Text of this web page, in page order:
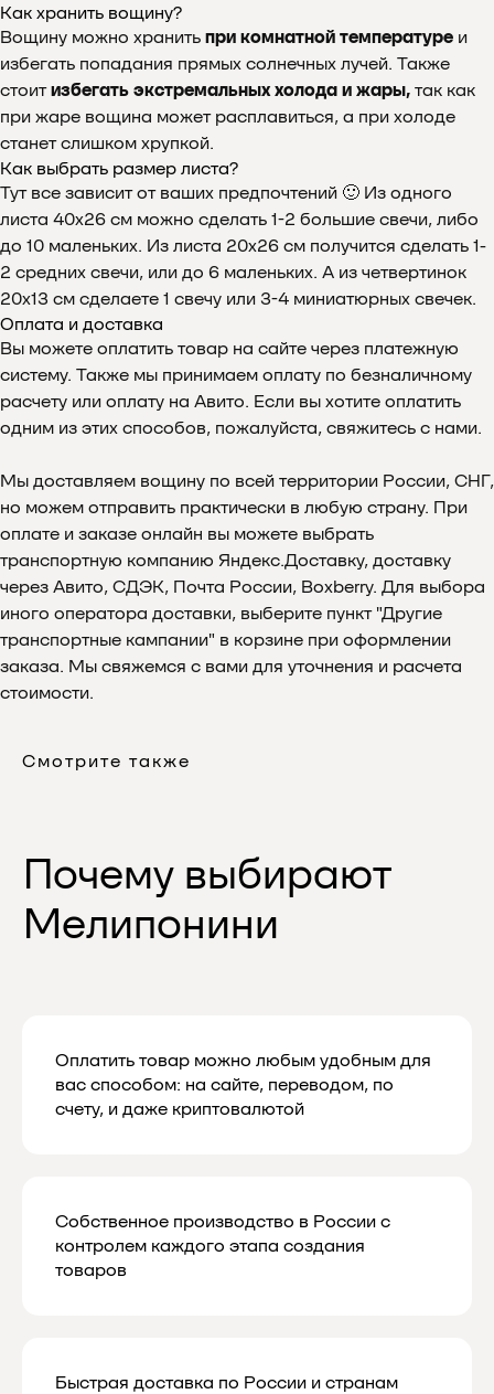
Как хранить вощину?
Вощину можно хранить при комнатной температуре и
избегать попадания прямых солнечных лучей. Также
стоитизбегать экстремальных холода и жары, так как
при жаре вощина может расплавиться, а при холоде
станет слишком хрупкой.
Как выбрать размер листа?
Тут все зависит от ваших предпочтений 🙂 Из одного
листа 40х26 см можно сделать 1-2 большие свечи, либо
до 10 маленьких. Из листа 20х26 см получится сделать 1-
2 средних свечи, или до 6 маленьких. А из четвертинок
20х13 см сделаете 1 свечу или 3-4 миниатюрных свечек.
Оплата и доставка
Вы можете оплатить товар на сайте через платежную
систему. Также мы принимаем оплату по безналичному
расчету или оплату на Авито. Если вы хотите оплатить
одним из этих способов, пожалуйста, свяжитесь с нами.
Мы доставляем вощину по всей территории России, СНГ,
но можем отправить практически в любую страну. При
оплате и заказе онлайн вы можете выбрать
транспортную компанию Яндекс.Доставку, доставку
через Авито, СДЭК, Почта России, Boxberry. Для выбора
иного оператора доставки, выберите пункт "Другие
транспортные кампании" в корзине при оформлении
заказа. Мы свяжемся с вами для уточнения и расчета
стоимости.
Смотрите также
Почему выбирают
Мелипонини
Оплатить товар можно любым удобным для
вас способом: на сайте, переводом, по
счету, и даже криптовалютой
Собственное производство в России с
контролем каждого этапа создания
товаров
Быстрая доставка по России и странам
Отзывы
и обещаем не спамить
на нашу рассылку
и узнавайте
первыми о скидках
Даю согласие на получение рекламной
и маркетинговой рассылки